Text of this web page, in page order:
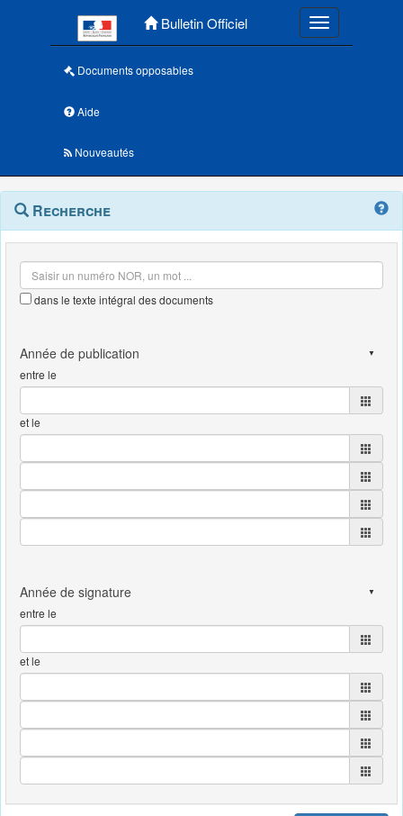
Bulletin Officiel Toggle
Documents opposables
Aide
Nouveautés
Navigation
outils
Menu
contextuel
Recherche
dans le texte intégral des documents
entre le
et le
entre le
et le